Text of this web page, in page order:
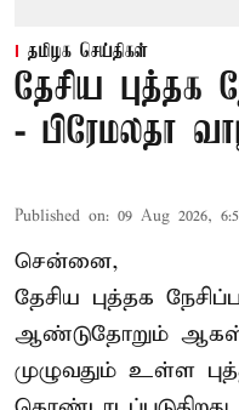
தமிழக செய்திகள்
தேசிய புத்தக
- பிரேமலதா
Published on: 09 Aug 2026,
சென்னை,
தேசிய புத்தக
ஆண்டுதோறும்
முழுவதும் உள்ள